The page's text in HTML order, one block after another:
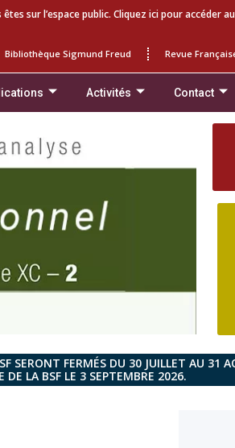
êtes sur l’espace public. Cliquez ici pour accéder
Bibliothèque Sigmund Freud Revue
Activités Contact
SERONT FERMÉS DU 30 JUILLET AU 31
DE LA BSF LE 3 SEPTEMBRE 2026.